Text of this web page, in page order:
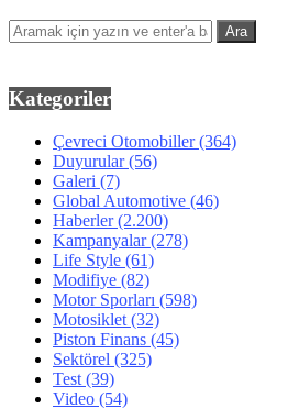
Kategoriler
Çevreci Otomobiller(364)
Duyurular(56)
Galeri (7)
Global Automotive (46)
Haberler(2.200)
Kampanyalar(278)
Life Style (61)
Modifiye (82)
Motor Sporları (598)
Motosiklet (32)
Piston Finans (45)
Sektörel (325)
Test (39)
Video (54)